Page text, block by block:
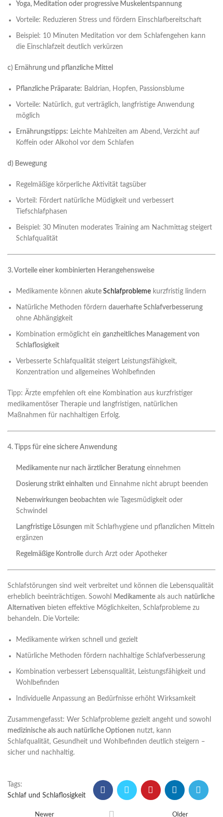
Yoga, Meditation oder progressive Muskelentspannung
Vorteile: Reduzieren Stress und fördern Einschlafbereitschaft
Beispiel: 10 Minuten Meditation vor dem Schlafengehen kann
die Einschlafzeit deutlich verkürzen
c) Ernährung und pflanzliche Mittel
Pflanzliche Präparate: Baldrian, Hopfen, Passionsblume
Vorteile: Natürlich, gut verträglich, langfristige Anwendung
möglich
Ernährungstipps: Leichte Mahlzeiten am Abend, Verzicht auf
Koffein oder Alkohol vor dem Schlafen
d) Bewegung
Regelmäßige körperliche Aktivität tagsüber
Vorteil: Fördert natürliche Müdigkeit und verbessert
Tiefschlafphasen
Beispiel: 30 Minuten moderates Training am Nachmittag steigert
Schlafqualität
3. Vorteile einer kombinierten Herangehensweise
Medikamente können akute Schlafprobleme kurzfristig lindern
Natürliche Methoden fördern dauerhafte Schlafverbesserung
ohne Abhängigkeit
Kombination ermöglicht ein ganzheitliches Management von
Schlaflosigkeit
Verbesserte Schlafqualität steigert Leistungsfähigkeit,
Konzentration und allgemeines Wohlbefinden
Tipp: Ärzte empfehlen oft eine Kombination aus kurzfristiger
medikamentöser Therapie und langfristigen, natürlichen
Maßnahmen für nachhaltigen Erfolg.
4. Tipps für eine sichere Anwendung
Medikamente nur nach ärztlicher Beratung einnehmen
Dosierung strikt einhalten und Einnahme nicht abrupt beenden
Nebenwirkungen beobachten wie Tagesmüdigkeit oder
Schwindel
Langfristige Lösungen mit Schlafhygiene und pflanzlichen Mitteln
ergänzen
Regelmäßige Kontrolle durch Arzt oder Apotheker
Schlafstörungen sind weit verbreitet und können die Lebensqualität
erheblich beeinträchtigen. Sowohl
Medikamente als auch natürliche
Alternativen bieten effektive Möglichkeiten, Schlafprobleme zu
behandeln. Die Vorteile:
Medikamente wirken schnell und gezielt
Natürliche Methoden fördern nachhaltige Schlafverbesserung
Kombination verbessert Lebensqualität, Leistungsfähigkeit und
Wohlbefinden
Individuelle Anpassung an Bedürfnisse erhöht Wirksamkeit
Zusammengefasst: Wer Schlafprobleme gezielt angeht und sowohl
medizinische als auch natürliche Optionen nutzt, kann
Schlafqualität, Gesundheit und Wohlbefinden deutlich steigern –
sicher und nachhaltig.
Tags:
Schlaf und Schlaflosigkeit
Newer Older